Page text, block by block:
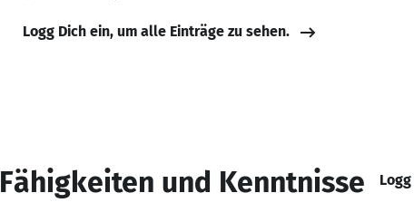
Logg Dich ein, um alle Einträge zu sehen.
Fähigkeiten und Kenntnisse